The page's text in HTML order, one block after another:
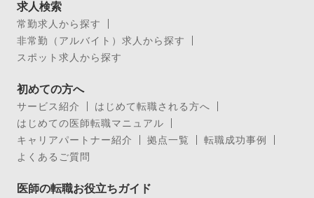
求人検索
常勤求人から探す
非常勤（アルバイト）求人から探す
スポット求人から探す
初めての方へ
サービス紹介
はじめて転職される方へ
はじめての医師転職マニュアル
キャリアパートナー紹介
拠点一覧
転職成功事例
よくあるご質問
医師の転職お役立ちガイド